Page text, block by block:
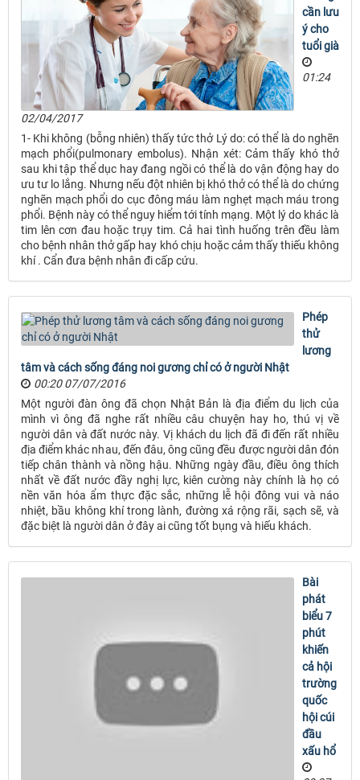
cần lưu
ý cho
tuổi già
01:24
02/04/2017
1- Khi không (bỗng nhiên) thấy tức thở Lý do: có thể là do nghẽn
mạch phổi(pulmonary embolus). Nhận xét: Cảm thấy khó thở
sau khi tập thể dục hay đang ngồi có thể là do vận động hay do
ưu tư lo lắng. Nhưng nếu đột nhiên bị khó thở có thể là do chứng
nghẽn mạch phổi do cục đông máu làm nghẹt mạch máu trong
phổi. Bệnh này có thể nguy hiểm tới tính mạng. Một lý do khác là
tim lên cơn đau hoặc trụy tim. Cả hai tình huống trên đều làm
cho bệnh nhân thở gấp hay khó chịu hoặc cảm thấy thiếu không
khí . Cẩn đưa bệnh nhân đi cấp cứu.
Phép
thử
lương
tâm và cách sống đáng noi gương chỉ có ở người Nhật
00:20 07/07/2016
Một người đàn ông đã chọn Nhật Bản là địa điểm du lịch của
mình vì ông đã nghe rất nhiều câu chuyện hay ho, thú vị về
người dân và đất nước này. Vị khách du lịch đã đi đến rất nhiều
địa điểm khác nhau, đến đâu, ông cũng đều được người dân đón
tiếp chân thành và nồng hậu. Những ngày đầu, điều ông thích
nhất về đất nước đầy nghị lực, kiên cường này chính là họ có
nền văn hóa ẩm thực đặc sắc, những lễ hội đông vui và náo
nhiệt, bầu không khí trong lành, đường xá rộng rãi, sạch sẽ, và
đặc biệt là người dân ở đây ai cũng tốt bụng và hiếu khách.
Bài
phát
biểu 7
phút
khiến
cả hội
trường
quốc
hội cúi
đầu
xấu hổ